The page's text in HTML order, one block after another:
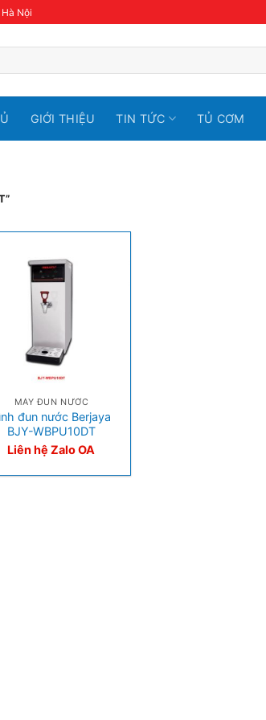
Nội
GIỚI THIỆU TIN TỨC TỦ CƠM
MÁY ĐUN NƯỚC
đun nước Berjaya
BJY-WBPU10DT
Liên hệ Zalo OA